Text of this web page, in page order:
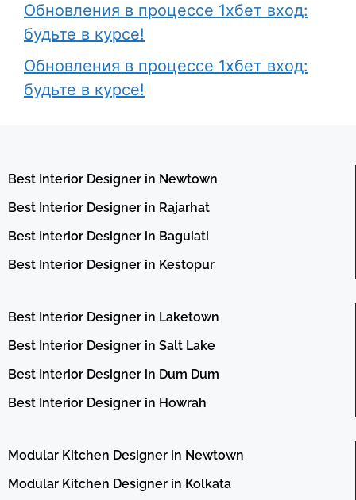
Обновления в процессе 1хбет вход:
будьте в курсе!
Обновления в процессе 1хбет вход:
будьте в курсе!
Best Interior Designer in Newtown
Best Interior Designer in Rajarhat
Best Interior Designer in Baguiati
Best Interior Designer in Kestopur
Best Interior Designer in Laketown
Best Interior Designer in Salt Lake
Best Interior Designer in Dum Dum
Best Interior Designer in Howrah
Modular Kitchen Designer in Newtown
Modular Kitchen Designer in Kolkata